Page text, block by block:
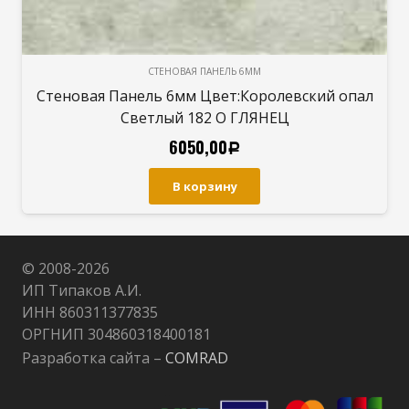
СТЕНОВАЯ ПАНЕЛЬ 6ММ
Стеновая Панель 6мм Цвет:Белый Узор 127
ГЛЯНЕЦ
6050,00Р
В корзину
© 2008-2026
ИП Типаков А.И.
ИНН 860311377835
ОРГНИП 304860318400181
Разработка сайта – COMRAD